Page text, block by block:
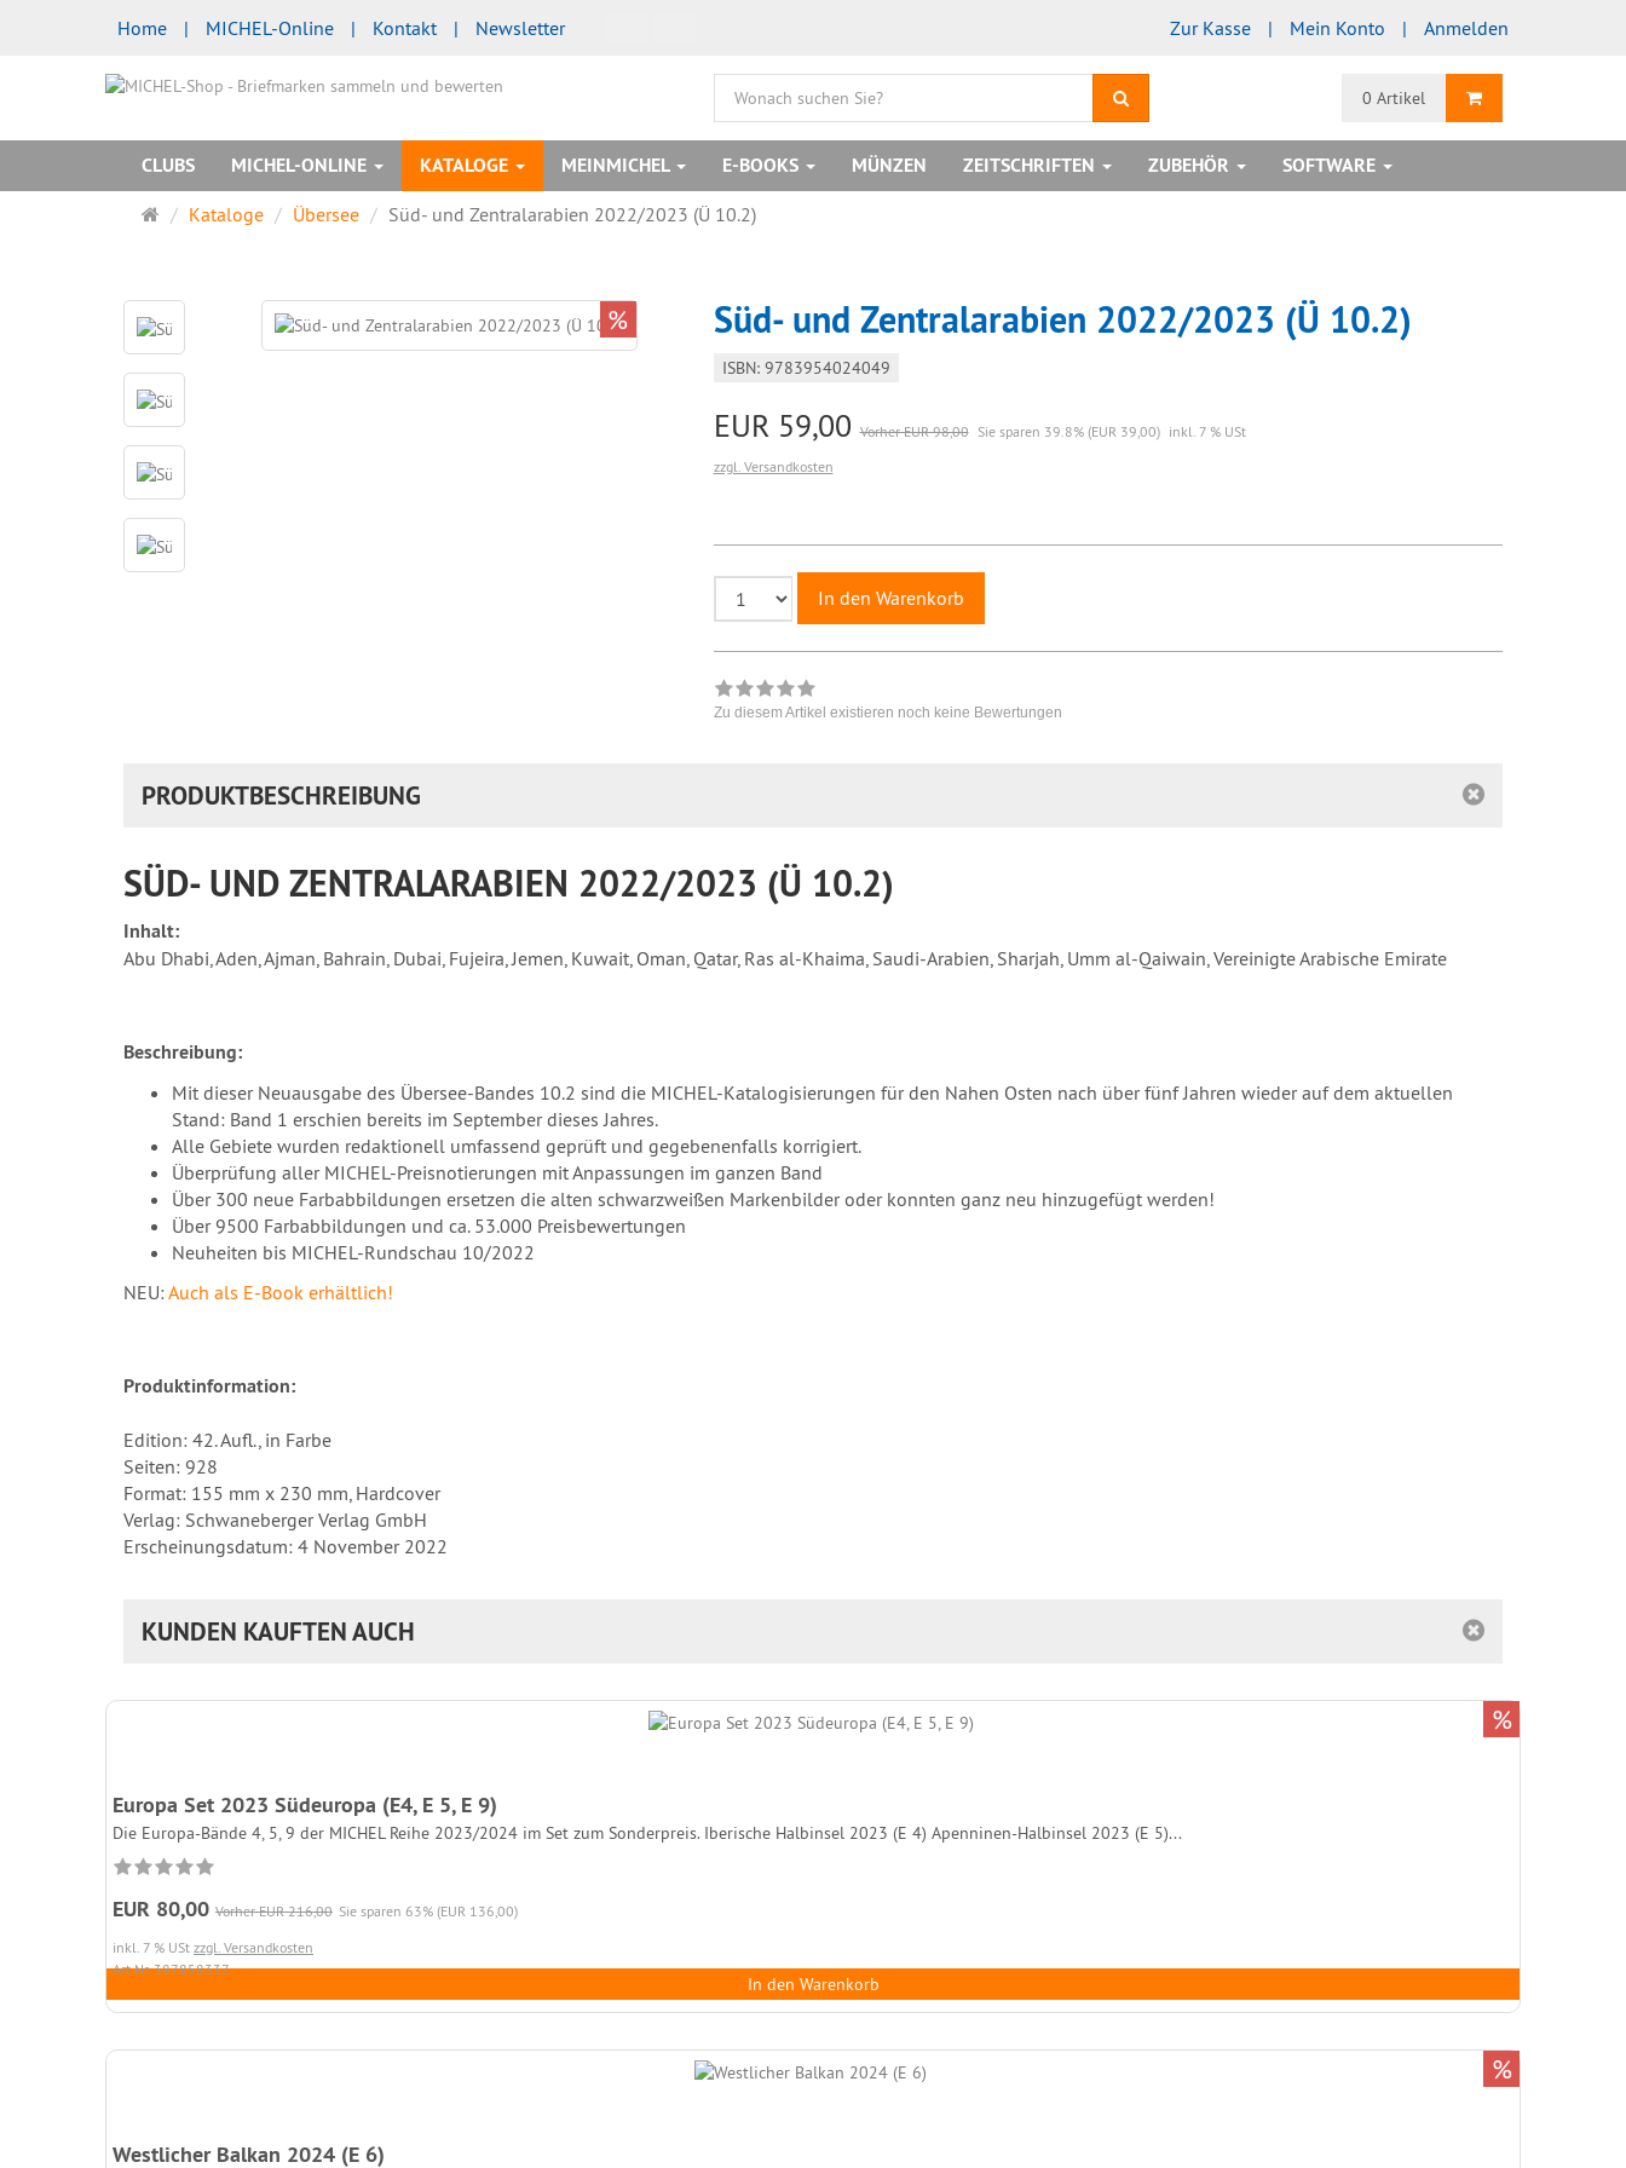
Home | MICHEL-Online | Kontakt | Newsletter Zur Kasse Mein Konto Anmelden
0 Artikel Warenkorb
CLUBS MICHEL-ONLINE KATALOGE MEINMICHEL E-BOOKS MÜNZEN ZEITSCHRIFTEN ZUBEHÖR SOFTWARE
Startseite
Kataloge Übersee Süd- und Zentralarabien 2022/2023 (Ü 10.2)
% Süd- und Zentralarabien 2022/2023 (Ü 10.2)
ISBN: 9783954024049
EUR 59,00 Vorher EUR 98,00 Sie sparen 39.8% (EUR 39,00) inkl. 7 % USt
zzgl. Versandkosten
In den Warenkorb
Zu diesem Artikel existieren noch keine Bewertungen
PRODUKTBESCHREIBUNG
SÜD- UND ZENTRALARABIEN 2022/2023 (Ü 10.2)
Inhalt:
Abu Dhabi, Aden, Ajman, Bahrain, Dubai, Fujeira, Jemen, Kuwait, Oman, Qatar, Ras al-Khaima, Saudi-Arabien, Sharjah, Umm al-Qaiwain, Vereinigte Arabische Emirate
Beschreibung:
Mit dieser Neuausgabe des Übersee-Bandes 10.2 sind die MICHEL-Katalogisierungen für den Nahen Osten nach über fünf Jahren wieder auf dem aktuellen
Stand: Band 1 erschien bereits im September dieses Jahres.
Alle Gebiete wurden redaktionell umfassend geprüft und gegebenenfalls korrigiert.
Überprüfung aller MICHEL-Preisnotierungen mit Anpassungen im ganzen Band
Über 300 neue Farbabbildungen ersetzen die alten schwarzweißen Markenbilder oder konnten ganz neu hinzugefügt werden!
Über 9500 Farbabbildungen und ca. 53.000 Preisbewertungen
Neuheiten bis MICHEL-Rundschau 10/2022
NEU:Auch als E-Book erhältlich!
Produktinformation:
Edition: 42. Aufl., in Farbe
Seiten: 928
Format: 155 mm x 230 mm, Hardcover
Verlag: Schwaneberger Verlag GmbH
Erscheinungsdatum: 4 November 2022
KUNDEN KAUFTEN AUCH
Europa Set 2023 Südeuropa (E4, E 5, E 9)
Die Europa-Bände 4, 5, 9 der MICHEL Reihe 2023/2024 im Set zum Sonderpreis. Iberische Halbinsel 2023 (E 4) Apenninen-Halbinsel 2023 (E 5)...
EUR 80,00 Vorher EUR 216,00 Sie sparen 63% (EUR 136,00)
inkl. 7 % USt zzgl. Versandkosten
Art.Nr. 387858337
In den Warenkorb
%
Westlicher Balkan 2024 (E 6)
%